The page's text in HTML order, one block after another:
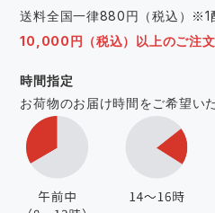
送料全国一律880円（税込）※1
10,000円（税込）以上のご注文
時間指定
お荷物のお届け時間をご希望い